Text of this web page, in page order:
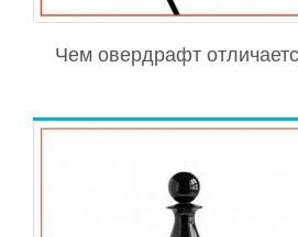
Чем овердрафт